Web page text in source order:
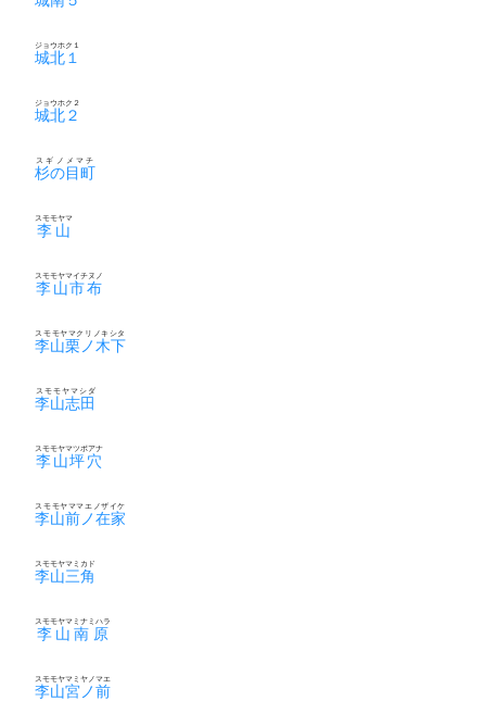
城北１
ジョウホク１
城北２
ジョウホク２
杉の目町
スギノメマチ
李山
スモモヤマ
李山市布
スモモヤマイチヌノ
李山栗ノ木下
スモモヤマクリノキシタ
李山志田
スモモヤマシダ
李山坪穴
スモモヤマツボアナ
李山前ノ在家
スモモヤママエノザイケ
李山三角
スモモヤマミカド
李山南原
スモモヤマミナミハラ
李山宮ノ前
スモモヤマミヤノマエ